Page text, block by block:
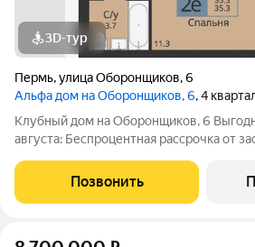
3D-тур
Пермь,улица Оборонщиков,6
Альфа дом на Оборонщиков, 6, 4
Клубный дом на Оборонщиков, 6
августа: Беспроцентная рассрочка от
любой квартиры скидка до 500 т.р., либо
застройщика Скидка 0,5% на каждого
Позвонить